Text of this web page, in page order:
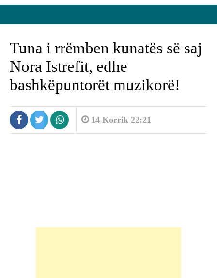
Tuna i rrëmben kunatës së saj
Nora Istrefit, edhe
bashkëpuntorët muzikorë!
14 Korrik 22:21